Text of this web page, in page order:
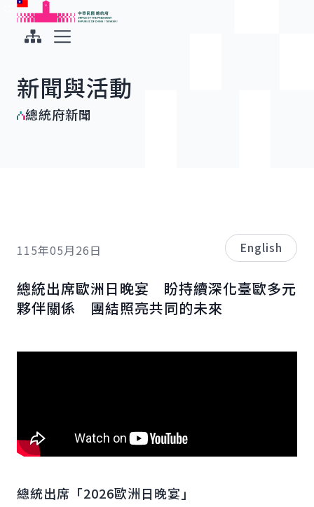
跳到主要內容
中華民國總統府
新聞與活動
總統府新聞
115年05月26日 English
總統出席歐洲日晚宴 盼持續深化臺歐多元
夥伴關係 團結照亮共同的未來
總統出席「2026歐洲日晚宴」